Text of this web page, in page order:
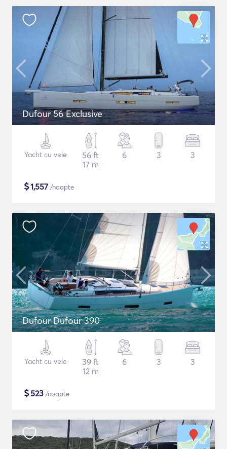
Dufour 56 Exclusive
Yacht cu vele
56 ft
17 m
6 3 3
$1,557 /noapte
Dufour Dufour 390
Yacht cu vele
39 ft
12 m
6 3 3
$523 /noapte